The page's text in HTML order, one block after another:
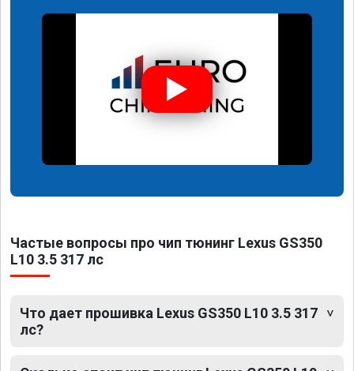
Частые вопросы про чип тюнинг Lexus GS350
L10 3.5 317 лс
Что дает прошивка Lexus GS350 L10 3.5 317
лс?